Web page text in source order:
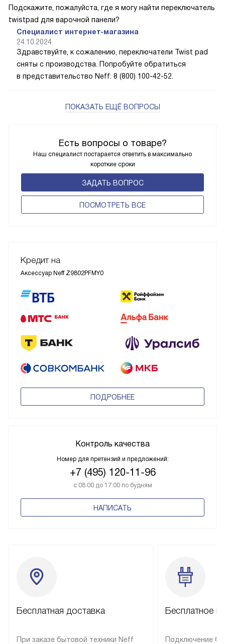
Есть вопросы о товаре?
Наш специалист постарается ответить в максимально
короткие сроки
ЗАДАТЬ ВОПРОС
ПОCМОТРЕТЬ ВСЕ
Подскажите, пожалуйста, где я могу найти переключатель
twistpad для варочной панели?
Специалист интернет-магазина
24.10.2024
Здравствуйте, к сожалению, переключатели Twist pad
сняты с производства. Попробуйте обратиться
в представительство Neff: 8 (800) 100-42-52.
ПОКАЗАТЬ ЕЩЁ ВОПРОСЫ
Кредит на
Аксессуар Neff Z9802PFMY0
ПОДРОБНЕЕ
Контроль качества
Номер для претензий и предложений:
+7 (495) 120-11-96
с 08:00 до 17:00 по будням
НАПИСАТЬ
Бесплатная доставка
При заказе бытовой техники Neff
Бесплатное
Подключение